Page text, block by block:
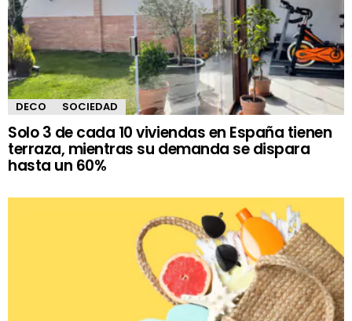
DECO SOCIEDAD
Solo 3 de cada 10 viviendas en España tienen
terraza, mientras su demanda se dispara
hasta un 60%